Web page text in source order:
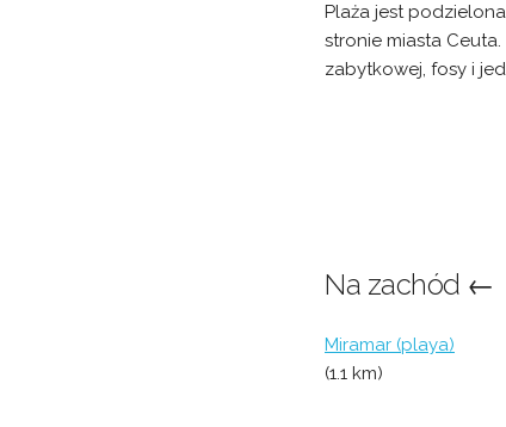
Plaża jest
stronie miasta
zabytkowej, fosy i
Na zachód ←
Miramar (playa)
(1.1 km)